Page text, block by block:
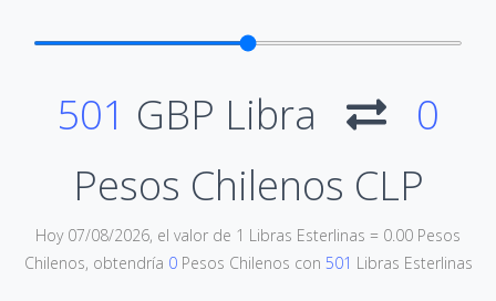
501 GBP Libra
0
Pesos Chilenos CLP
Hoy 07/08/2026, el valor de 1 Libras Esterlinas = 0.00 Pesos
Chilenos, obtendría 0Pesos Chilenos con 501 Libras Esterlinas